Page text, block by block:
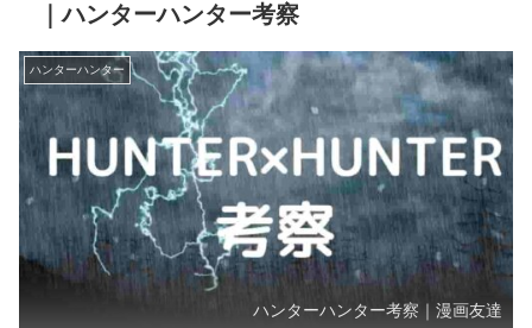
｜ハンターハンター考察
ハンターハンター
ハンターハンター考察｜漫画友達